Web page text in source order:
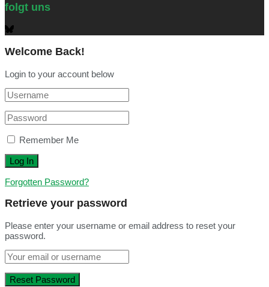
folgt uns
Welcome Back!
Login to your account below
Remember Me
Forgotten Password?
Retrieve your password
Please enter your username or email address to reset your
password.